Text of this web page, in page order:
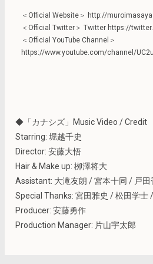
＜Official Website＞ http://
＜Official Twitter＞ Twitter https://
＜Official YouTube Channel＞
https://www.youtube.com/channel/
◆「カナシズ」Music Video / Credit
Starring: 堀越千史
Director: 安藤大悟
Hair & Make up: 栁澤将大
Assistant: 大滝友朗 / 宮本十同 / 戸田
Special Thanks: 宮田雅史 / 松田学士
Producer: 安藤勇作
Production Manager: 片山宇太郎